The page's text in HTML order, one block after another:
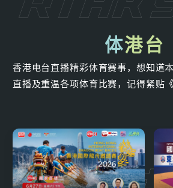
体港台
香港电台直播精彩体育赛事，想知道
直播及重温各项体育比赛，记得紧贴